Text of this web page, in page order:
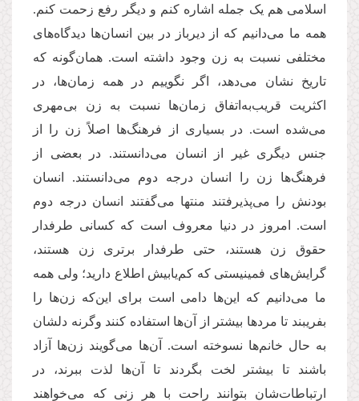
اسلامی هم یک جمله اشاره کنم و دیگر رفع زحمت کنم.
همه ما می‌دانیم که از دیرباز در بین انسان‌ها دیدگاه‌های
مختلفی نسبت به زن وجود داشته است. همان‌گونه که
تاریخ نشان می‌دهد، اگر نگوییم در همه زمان‌ها، در
اکثریت قریب‌به‌اتفاق زمان‌ها نسبت به زن بی‌مهری
می‌شده است. در بسیاری از فرهنگ‌ها اصلاً زن را از
جنس دیگری غیر از انسان می‌دانستند. در بعضی از
فرهنگ‌ها زن را انسان درجه دوم می‌دانستند. انسان
بودنش را می‌پذیرفتند منتها می‌گفتند انسان درجه دوم
است. امروز در دنیا معروف است که کسانی طرفدار
حقوق زن هستند، حتی طرفدار برتری زن هستند،
گرایش‌های فمینیستی که کم‌یابیش اطلاع دارید؛ ولی همه
ما می‌دانیم که این‌ها دامی است برای این‌که زن‌ها را
بفریبند تا مردها بیشتر از آن‌ها استفاده کنند وگرنه دلشان
به حال خانم‌ها نسوخته است. آن‌ها می‌گویند زن‌ها آزاد
باشند تا بیشتر لخت بگردند تا آن‌ها لذت ببرند، در
ارتباطات‌شان بتوانند راحت با هر زنی که می‌خواهند